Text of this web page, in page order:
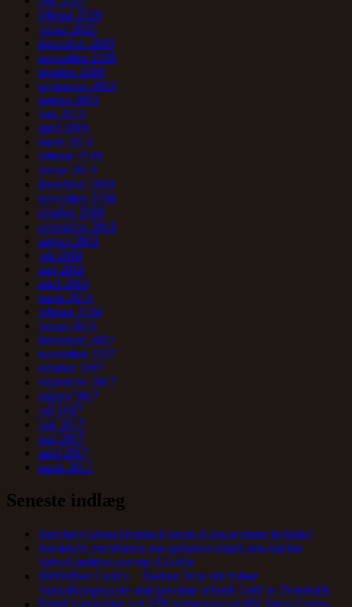
februar 2020
januar 2020
december 2019
november 2019
oktober 2019
september 2019
august 2019
juni 2019
april 2019
marts 2019
februar 2019
januar 2019
december 2018
november 2018
oktober 2018
september 2018
august 2018
juli 2018
maj 2018
april 2018
marts 2018
februar 2018
januar 2018
december 2017
november 2017
oktober 2017
september 2017
august 2017
juli 2017
juni 2017
maj 2017
april 2017
marts 2017
Seneste indlæg
Aerobet Casino Quanto è sicuro il tuo account in Italia?
Ασφαλείς επενδύσεις και γρήγορα κέρδη στο καζίνο
SpinoGambino για την Ελλάδα
BetOnRed Casino – Zocken Slots mit hoher
Auszahlungsquote und gewinne schnell Geld in Österreich
Förstå kampanjer och VIP-belöningar på NY Spins Casino